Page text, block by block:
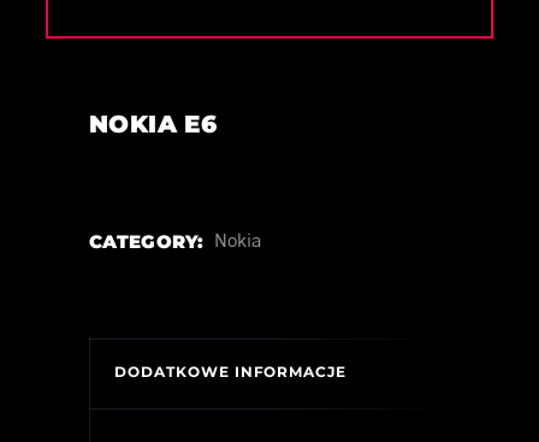
NOKIA E6
CATEGORY: Nokia
DODATKOWE INFORMACJE